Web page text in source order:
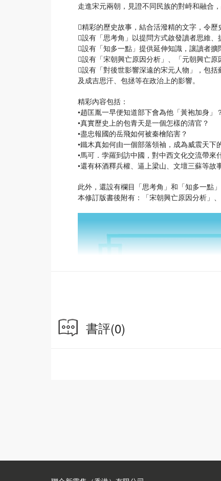
走進宋元兩朝，見證不同民族的對峙和融合
精彩的歷史故事，結合活潑精的文字，令歷
設有「思考角」以提問方式啟發讀者思維、
設有「知多一點」提供延伸知識，讓讀者擴
設有「宋朝興亡原因分析」、「元朝興亡
設有「對後世影響深遠的宋元人物」，包
及成吉思汗、包拯等在政治上的影響。
精彩內容包括：
•趙匡胤一早便知道部下會為他「黃袍加身」
•真實歷史上的包青天是一個怎樣的清官？
•盡忠報國的岳飛如何被秦檜陷害？
•鐵木真如何由一個部落領袖，成為威震天下
•馬可．孛羅到訪中國，對中西文化交流帶來
•還有杯酒釋兵權、逼上梁山、文壇三蘇等故事
此外，還設有欄目「思考角」和「知多一點」
本修訂版書後附有：「宋朝興亡原因分析」
書評(0)